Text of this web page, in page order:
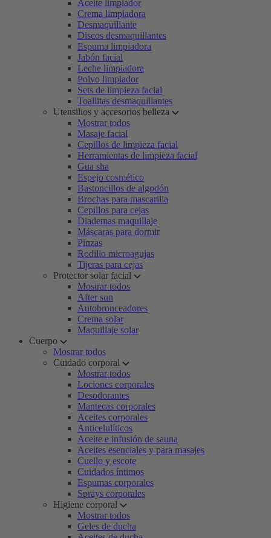
Aceite limpiador
Crema limpiadora
Desmaquillante
Discos desmaquillantes
Espuma limpiadora
Jabón facial
Leche limpiadora
Polvo limpiador
Sets de limpieza facial
Toallitas desmaquillantes
Utensilios y accesorios belleza
Mostrar todos
Masaje facial
Cepillos de limpieza facial
Herramientas de limpieza facial
Gua sha
Espejo cosmético
Bastoncillos de algodón
Brochas para mascarilla
Cepillos para cejas
Diademas maquillaje
Máscaras para dormir
Pinzas
Rodillo microagujas
Tijeras para cejas
Protector solar facial
Mostrar todos
After sun
Autobronceadores
Crema solar
Maquillaje solar
Cuerpo
Mostrar todos
Cuidado corporal
Mostrar todos
Lociones corporales
Desodorantes
Mantecas corporales
Aceites corporales
Anticelulíticos
Aceite e infusión de sauna
Aceites esenciales y para masajes
Cuello y escote
Cuidados íntimos
Espumas corporales
Sprays corporales
Higiene corporal
Mostrar todos
Geles de ducha